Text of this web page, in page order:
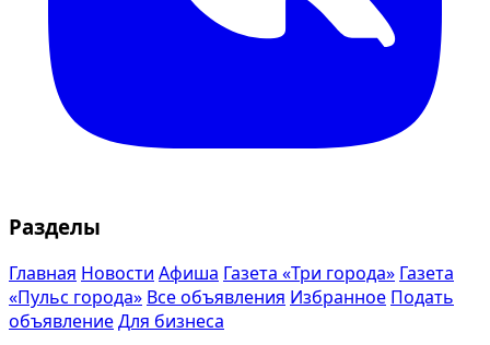
Разделы
Главная Новости Афиша Газета «Три города» Газета
«Пульс города» Все объявления Избранное Подать
объявлениеДля бизнеса